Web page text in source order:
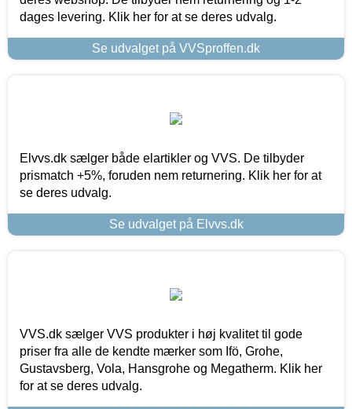
dages levering. Klik her for at se deres udvalg.
Se udvalget på VVSproffen.dk
Elvvs.dk sælger både elartikler og VVS. De tilbyder
prismatch +5%, foruden nem returnering. Klik her for at
se deres udvalg.
Se udvalget på Elvvs.dk
VVS.dk sælger VVS produkter i høj kvalitet til gode
priser fra alle de kendte mærker som Ifö, Grohe,
Gustavsberg, Vola, Hansgrohe og Megatherm. Klik her
for at se deres udvalg.